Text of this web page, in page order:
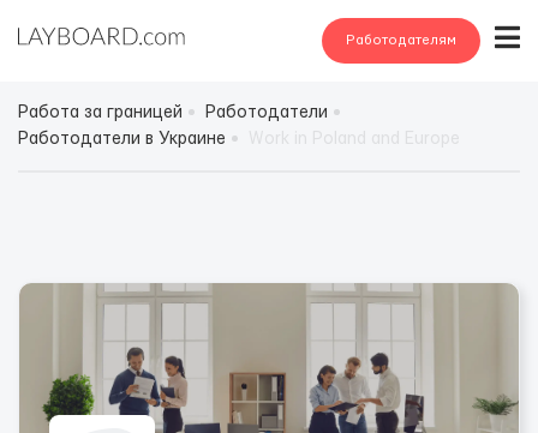
Работодателям
Работа за границей
Работодатели
Работодатели в Украине